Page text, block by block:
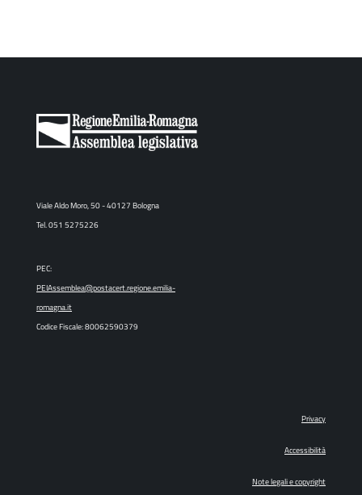
Viale Aldo Moro, 50 - 40127 Bologna
Tel. 051 5275226
PEC:
PEIAssemblea@postacert.regione.emilia-
romagna.it
Codice Fiscale: 80062590379
Privacy
Accessibilità
Note legali e copyright